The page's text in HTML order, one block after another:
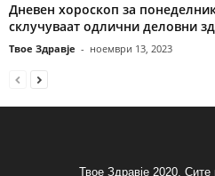
Дневен хороскоп за
склучуваат одлични деловни
Твое Здравје - ноември 13, 2023
Твое Здравје 2020.